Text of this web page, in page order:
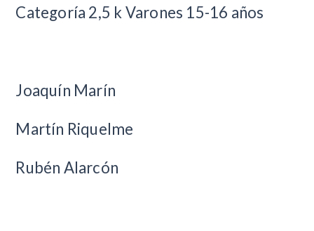
Categoría 2,5 k Varones 15-16 años
Joaquín Marín
Martín Riquelme
Rubén Alarcón